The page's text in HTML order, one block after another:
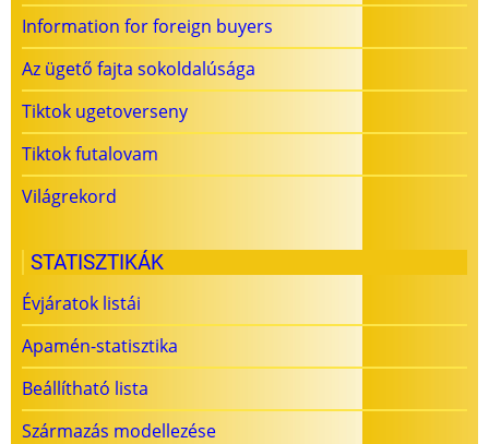
Information for foreign buyers
Az ügető fajta sokoldalúsága
Tiktok ugetoverseny
Tiktok futalovam
Világrekord
STATISZTIKÁK
Évjáratok listái
Apamén-statisztika
Beállítható lista
Származás modellezése